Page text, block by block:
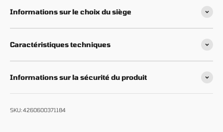
Informations sur le choix du siège
Caractéristiques techniques
Informations sur la sécurité du produit
SKU: 4260600371184